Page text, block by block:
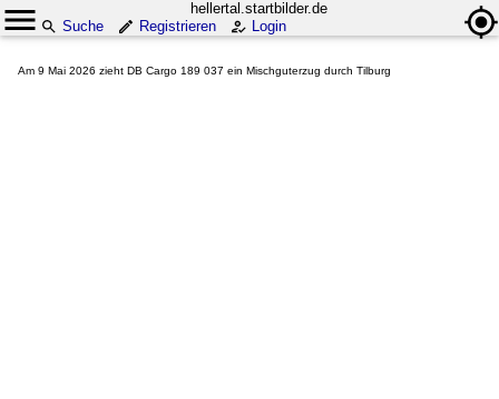
hellertal.startbilder.de
Suche
Registrieren Login
Am 9 Mai 2026 zieht DB Cargo 189 037 ein Mischguterzug durch Tilburg